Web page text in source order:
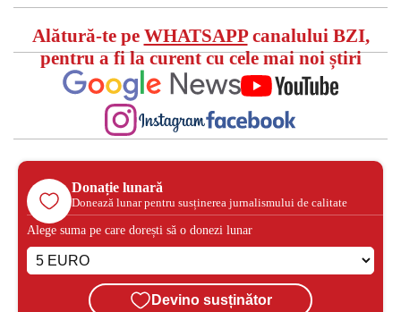
Alătură-te pe WHATSAPPcanalului BZI,
pentru a fi la curent cu cele mai noi știri
Donație lunară
Donează lunar pentru susținerea jurnalismului de calitate
Alege suma pe care dorești să o donezi lunar
Devino susținător